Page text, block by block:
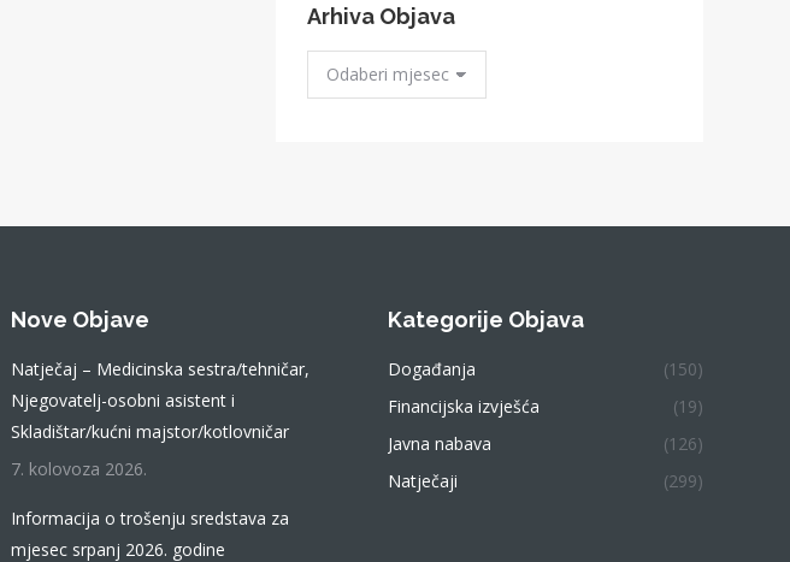
Arhiva Objava
Arhiva
Objava
Nove Objave
Natječaj – Medicinska sestra/tehničar,
Njegovatelj-osobni asistent i
Skladištar/kućni majstor/kotlovničar
7. kolovoza 2026.
Informacija o trošenju sredstava za
mjesec srpanj 2026. godine
Kategorije Objava
Događanja
(150)
Financijska izvješća
(19)
Javna nabava
(126)
Natječaji
(299)